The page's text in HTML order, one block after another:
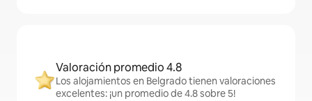
Valoración promedio 4.8
Los alojamientos en Belgrado tienen valoraciones
excelentes: ¡un promedio de 4.8 sobre 5!